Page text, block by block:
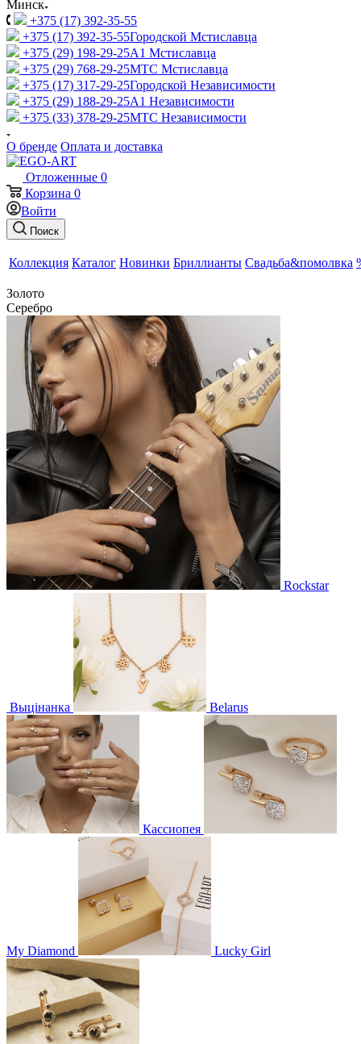
Минск
+375 (17) 392-35-55
+375 (17) 392-35-55Городской Мстиславца
+375 (29) 198-29-25A1 Мстиславца
+375 (29) 768-29-25МТС Мстиславца
+375 (17) 317-29-25Городской Независимости
+375 (29) 188-29-25A1 Независимости
+375 (33) 378-29-25МТС Независимости
О бренде Оплата и доставка
Отложенные 0
Корзина 0
Войти
Поиск
Коллекция Каталог Новинки Бриллианты Свадьба&помолвка
Золото
Серебро
Rockstar
Выцінанка Belarus
Кассиопея
My Diamond Lucky Girl